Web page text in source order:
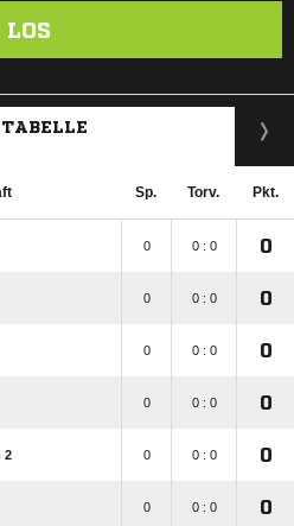
LOS
TABELLE
Sp. Torv. Pkt.
0 0 : 0 0
0 0 : 0 0
0 0 : 0 0
0 0 : 0 0
2 0 0 : 0 0
0 0 : 0 0